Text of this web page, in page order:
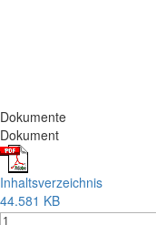
Dokumente
Dokument
Inhaltsverzeichnis
44.581 KB